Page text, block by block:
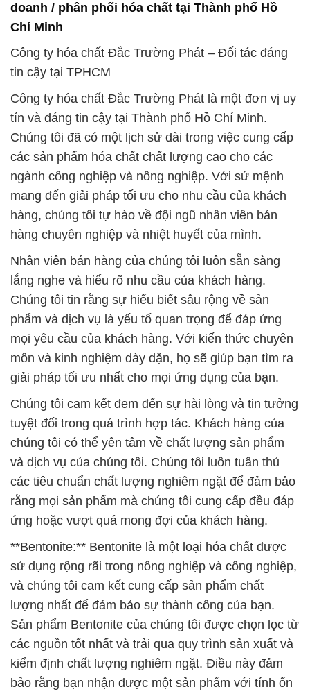
doanh / phân phối hóa chất tại Thành phố Hồ
Chí Minh
Công ty hóa chất Đắc Trường Phát – Đối tác đáng
tin cậy tại TPHCM
Công ty hóa chất Đắc Trường Phát là một đơn vị uy
tín và đáng tin cậy tại Thành phố Hồ Chí Minh.
Chúng tôi đã có một lịch sử dài trong việc cung cấp
các sản phẩm hóa chất chất lượng cao cho các
ngành công nghiệp và nông nghiệp. Với sứ mệnh
mang đến giải pháp tối ưu cho nhu cầu của khách
hàng, chúng tôi tự hào về đội ngũ nhân viên bán
hàng chuyên nghiệp và nhiệt huyết của mình.
Nhân viên bán hàng của chúng tôi luôn sẵn sàng
lắng nghe và hiểu rõ nhu cầu của khách hàng.
Chúng tôi tin rằng sự hiểu biết sâu rộng về sản
phẩm và dịch vụ là yếu tố quan trọng để đáp ứng
mọi yêu cầu của khách hàng. Với kiến thức chuyên
môn và kinh nghiệm dày dặn, họ sẽ giúp bạn tìm ra
giải pháp tối ưu nhất cho mọi ứng dụng của bạn.
Chúng tôi cam kết đem đến sự hài lòng và tin tưởng
tuyệt đối trong quá trình hợp tác. Khách hàng của
chúng tôi có thể yên tâm về chất lượng sản phẩm
và dịch vụ của chúng tôi. Chúng tôi luôn tuân thủ
các tiêu chuẩn chất lượng nghiêm ngặt để đảm bảo
rằng mọi sản phẩm mà chúng tôi cung cấp đều đáp
ứng hoặc vượt quá mong đợi của khách hàng.
**Bentonite:** Bentonite là một loại hóa chất được
sử dụng rộng rãi trong nông nghiệp và công nghiệp,
và chúng tôi cam kết cung cấp sản phẩm chất
lượng nhất để đảm bảo sự thành công của bạn.
Sản phẩm Bentonite của chúng tôi được chọn lọc từ
các nguồn tốt nhất và trải qua quy trình sản xuất và
kiểm định chất lượng nghiêm ngặt. Điều này đảm
bảo rằng bạn nhận được một sản phẩm với tính ổn